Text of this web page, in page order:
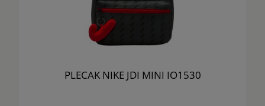
PLECAK NIKE JDI MINI IO1530